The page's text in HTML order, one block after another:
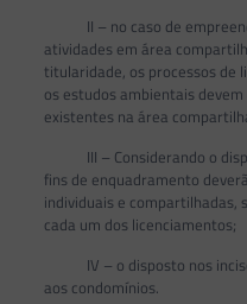
II – no caso de
atividades em área
titularidade, os processos de
os estudos ambientais
existentes na área
III – Considerando o
fins de enquadramento
individuais e compartilhadas,
cada um dos licenciamentos;
IV – o disposto nos
aos condomínios.